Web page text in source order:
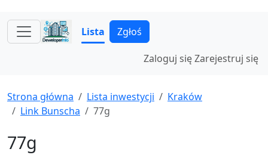
Lista Zgłoś
Zaloguj sięZarejestruj się
Strona główna Lista inwestycji
Kraków
Link Bunscha
77g
77g